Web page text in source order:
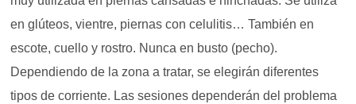
en glúteos, vientre, piernas con celulitis… También en
escote, cuello y rostro. Nunca en busto (pecho).
Dependiendo de la zona a tratar, se elegirán diferentes
tipos de corriente. Las sesiones dependerán del problema